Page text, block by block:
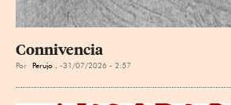
Connivencia
Por Perujo . 31/07/2026 - 2:57